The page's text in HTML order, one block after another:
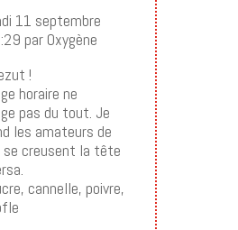
11 septembre
par Oxygène
!
horaire ne
pas du tout. Je
les amateurs de
creusent la tête
cannelle, poivre,